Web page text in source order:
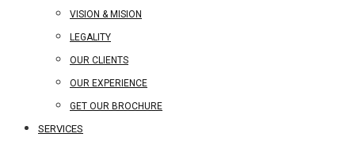
VISION & MISION
LEGALITY
OUR CLIENTS
OUR EXPERIENCE
GET OUR BROCHURE
SERVICES